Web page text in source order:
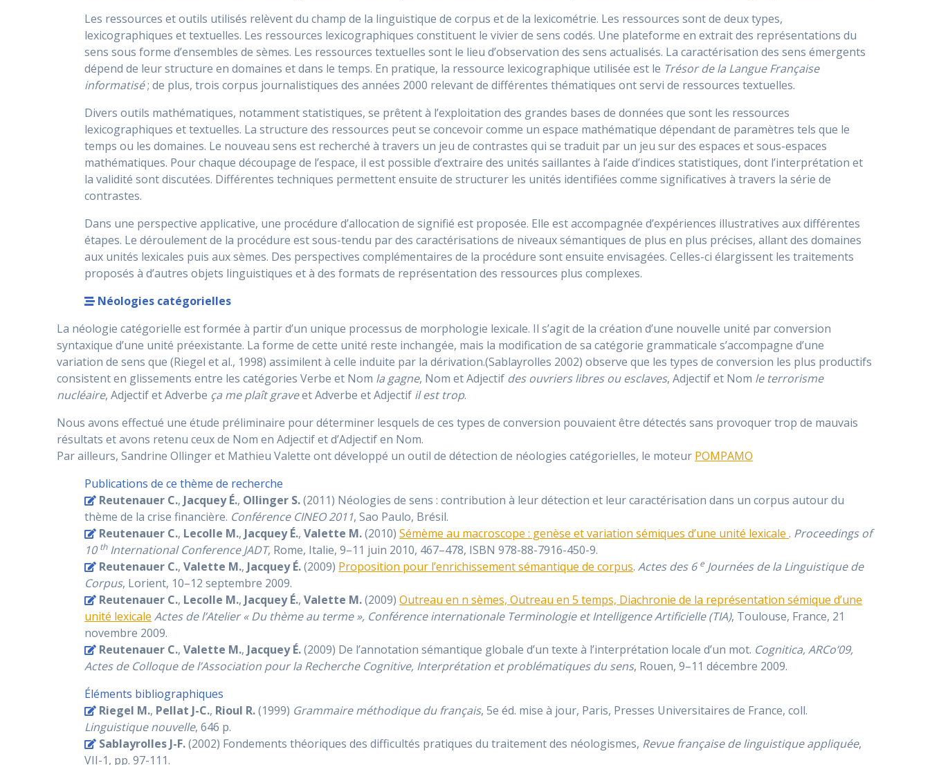
Les ressources et outils utilisés relèvent du champ de la linguistique de corpus et de la lexicométrie. Les ressources sont de deux types,
lexicographiques et textuelles. Les ressources lexicographiques constituent le vivier de sens codés. Une plateforme en extrait des représentations du
sens sous forme d’ensembles de sèmes. Les ressources textuelles sont le lieu d’observation des sens actualisés. La caractérisation des sens émergents
dépend de leur structure en domaines et dans le temps. En pratique, la ressource lexicographique utilisée est le Trésor de la Langue Française
informatisé; de plus, trois corpus journalistiques des années 2000 relevant de différentes thématiques ont servi de ressources textuelles.
Divers outils mathématiques, notamment statistiques, se prêtent à l’exploitation des grandes bases de données que sont les ressources
lexicographiques et textuelles. La structure des ressources peut se concevoir comme un espace mathématique dépendant de paramètres tels que le
temps ou les domaines. Le nouveau sens est recherché à travers un jeu de contrastes qui se traduit par un jeu sur des espaces et sous-espaces
mathématiques. Pour chaque découpage de l’espace, il est possible d’extraire des unités saillantes à l’aide d’indices statistiques, dont l’interprétation et
la validité sont discutées. Différentes techniques permettent ensuite de structurer les unités identifiées comme significatives à travers la série de
contrastes.
Dans une perspective applicative, une procédure d’allocation de signifié est proposée. Elle est accompagnée d’expériences illustratives aux différentes
étapes. Le déroulement de la procédure est sous-tendu par des caractérisations de niveaux sémantiques de plus en plus précises, allant des domaines
aux unités lexicales puis aux sèmes. Des perspectives complémentaires de la procédure sont ensuite envisagées. Celles-ci élargissent les traitements
proposés à d’autres objets linguistiques et à des formats de représentation des ressources plus complexes.
Néologies catégorielles
La néologie catégorielle est formée à partir d’un unique processus de morphologie lexicale. Il s’agit de la création d’une nouvelle unité par conversion
syntaxique d’une unité préexistante. La forme de cette unité reste inchangée, mais la modification de sa catégorie grammaticale s’accompagne d’une
variation de sens que (Riegel et al., 1998) assimilent à celle induite par la dérivation.(Sablayrolles 2002) observe que les types de conversion les plus productifs
consistent en glissements entre les catégories Verbe et Nom la gagne, Nom et Adjectif des ouvriers libres ou esclaves, Adjectif et Nom le terrorisme
nucléaire, Adjectif et Adverbe ça me plaît graveet Adverbe et Adjectif il est trop.
Nous avons effectué une étude préliminaire pour déterminer lesquels de ces types de conversion pouvaient être détectés sans provoquer trop de mauvais
résultats et avons retenu ceux de Nom en Adjectif et d’Adjectif en Nom.
Par ailleurs, Sandrine Ollinger et Mathieu Valette ont développé un outil de détection de néologies catégorielles, le moteur POMPAMO
Publications de ce thème de recherche
Reutenauer C., Jacquey É., Ollinger S.(2011) Néologies de sens : contribution à leur détection et leur caractérisation dans un corpus autour du
thème de la crise financière. Conférence CINEO 2011, Sao Paulo, Brésil.
Reutenauer C., Lecolle M., Jacquey É.,Valette M.(2010)Sémème au macroscope : genèse et variation sémiques d’une unité lexicale. Proceedings of
10 thInternational Conference JADT, Rome, Italie, 9–11 juin 2010, 467–478, ISBN 978-88-7916-450-9.
Reutenauer C.,Valette M., Jacquey É.(2009) Proposition pour l’enrichissement sémantique de corpus.Actes des 6 e Journées de la Linguistique de
Corpus, Lorient, 10–12 septembre 2009.
Reutenauer C., Lecolle M., Jacquey É.,Valette M.(2009)Outreau en n sèmes, Outreau en 5 temps, Diachronie de la représentation sémique d’une
unité lexicale Actes de l’Atelier « Du thème au terme », Conférence internationale Terminologie et Intelligence Artificielle (TIA), Toulouse, France, 21
novembre 2009.
Reutenauer C.,Valette M., Jacquey É.(2009) De l’annotation sémantique globale d’un texte à l’interprétation locale d’un mot. Cognitica, ARCo’09,
Actes de Colloque de l’Association pour la Recherche Cognitive, Interprétation et problématiques du sens, Rouen, 9–11 décembre 2009.
Éléments bibliographiques
Riegel M., Pellat J-C., Rioul R.(1999) Grammaire méthodique du français, 5e éd. mise à jour, Paris, Presses Universitaires de France, coll.
Linguistique nouvelle, 646 p.
Sablayrolles J-F.(2002) Fondements théoriques des difficultés pratiques du traitement des néologismes, Revue française de linguistique appliquée,
VII-1, pp. 97-111.